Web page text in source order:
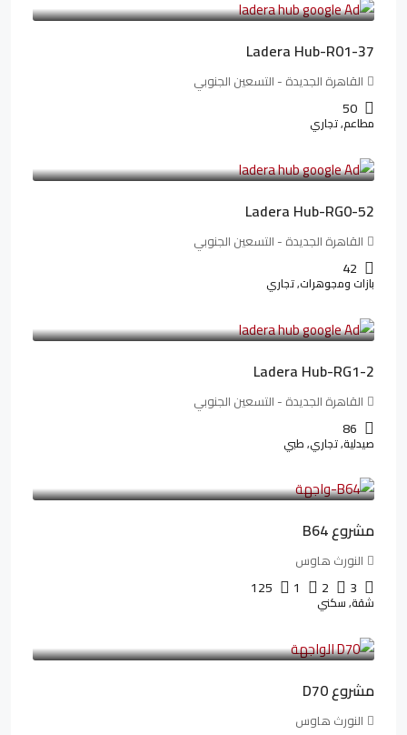
Ladera Hub-R01-37
القاهرة الجديدة - التسعين الجنوبي
50
مطاعم, تجاري
13,319,821LE
Ladera Hub-RG0-52
القاهرة الجديدة - التسعين الجنوبي
42
بازات ومجوهرات, تجاري
38,551,500LE
Ladera Hub-RG1-2
القاهرة الجديدة - التسعين الجنوبي
86
صيدلية, تجاري, طبي
3,125,000LE
مشروع B64
النورث هاوس
3
2
1
125
شقة, سكني
3,510,800LE
مشروع D70
النورث هاوس